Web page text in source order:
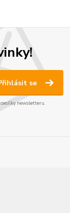
se
newsletteru.